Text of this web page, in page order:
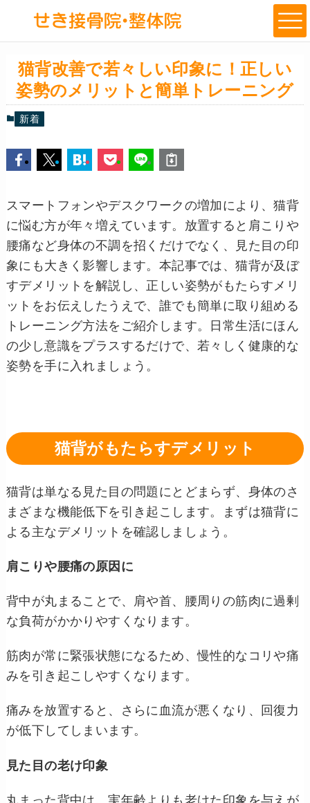
猫背改善で若々しい印象に！正しい
姿勢のメリットと簡単トレーニング
新着
スマートフォンやデスクワークの増加により、猫背
に悩む方が年々増えています。放置すると肩こりや
腰痛など身体の不調を招くだけでなく、見た目の印
象にも大きく影響します。本記事では、猫背が及ぼ
すデメリットを解説し、正しい姿勢がもたらすメリ
ットをお伝えしたうえで、誰でも簡単に取り組める
トレーニング方法をご紹介します。日常生活にほん
の少し意識をプラスするだけで、若々しく健康的な
姿勢を手に入れましょう。
猫背がもたらすデメリット
猫背は単なる見た目の問題にとどまらず、身体のさ
まざまな機能低下を引き起こします。まずは猫背に
よる主なデメリットを確認しましょう。
肩こりや腰痛の原因に
背中が丸まることで、肩や首、腰周りの筋肉に過剰
な負荷がかかりやすくなります。
筋肉が常に緊張状態になるため、慢性的なコリや痛
みを引き起こしやすくなります。
痛みを放置すると、さらに血流が悪くなり、回復力
が低下してしまいます。
見た目の老け印象
丸まった背中は、実年齢よりも老けた印象を与えが